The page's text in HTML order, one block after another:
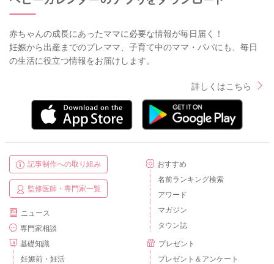
赤ちゃんの成長にあったママに必要な情報が毎日届く！
妊娠から出産までのプレママ、子育て中のママ・パパにも、毎日
の生活に役立つ情報をお届けします。
詳しくはこちら
記事制作への取り組み
監修医師・専門家一覧
ニュース
専門家相談
基礎知識
妊娠前・妊活
おすすめ
名前ランキング検索
アワード
マガジン
タウン誌
プレゼント
プレゼント＆アンケート